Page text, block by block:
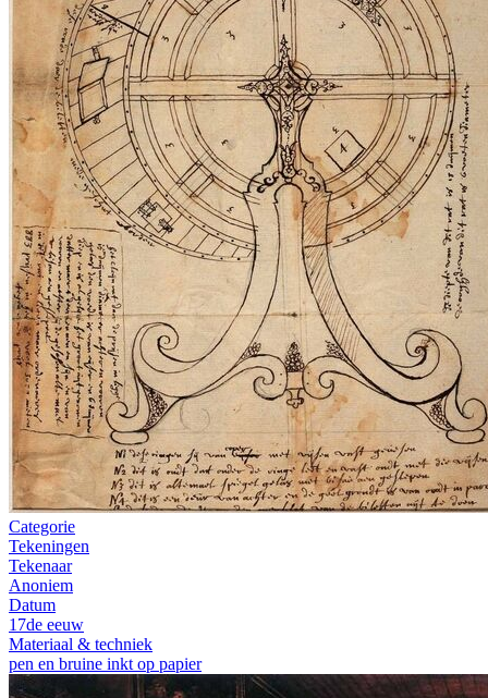
Categorie
Tekeningen
Tekenaar
Anoniem
Datum
17de eeuw
Materiaal & techniek
pen en bruine inkt op papier